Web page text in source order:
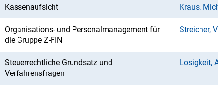
Kassenaufsicht Kraus,
Organisations- und Personalmanagement für
die Gruppe Z-FIN
Streicher,
Steuerrechtliche Grundsatz und
Verfahrensfragen
Losigkeit,